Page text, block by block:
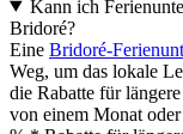
Kann ich
Bridoré?
Eine Bridoré-
Weg, um das lokale
die Rabatte für
von einem Monat